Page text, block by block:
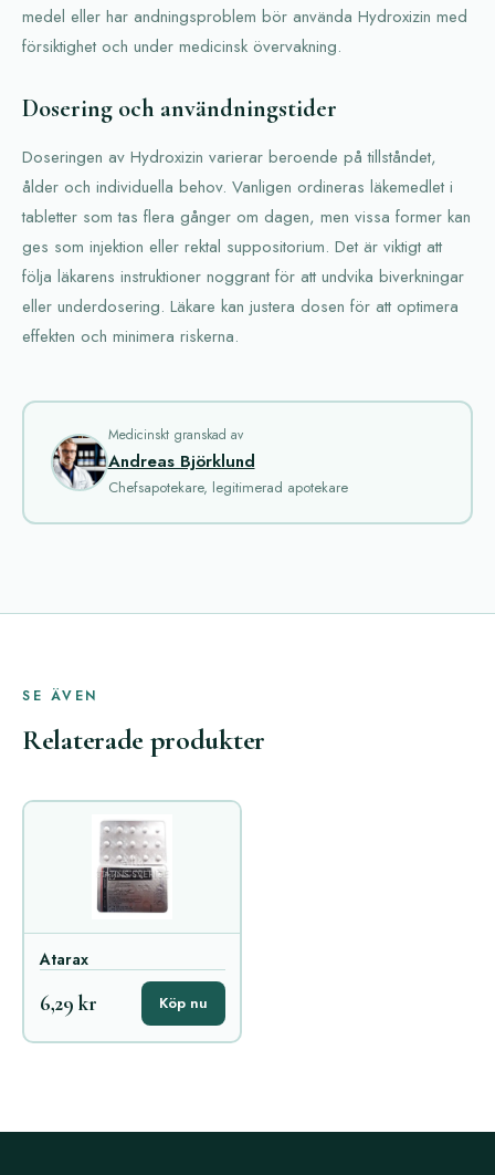
medel eller har andningsproblem bör använda Hydroxizin med
försiktighet och under medicinsk övervakning.
Dosering och användningstider
Doseringen av Hydroxizin varierar beroende på tillståndet,
ålder och individuella behov. Vanligen ordineras läkemedlet i
tabletter som tas flera gånger om dagen, men vissa former kan
ges som injektion eller rektal suppositorium. Det är viktigt att
följa läkarens instruktioner noggrant för att undvika biverkningar
eller underdosering. Läkare kan justera dosen för att optimera
effekten och minimera riskerna.
Medicinskt granskad av
Andreas Björklund
Chefsapotekare, legitimerad apotekare
SE ÄVEN
Relaterade produkter
Atarax
6,29 kr Köp nu